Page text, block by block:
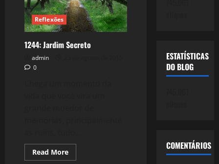
Reflexões
1244: Jardim Secreto
admin
0
Read MoreRead
more
ESTATÍSTICAS
DO BLOG
COMENTÁRIOS